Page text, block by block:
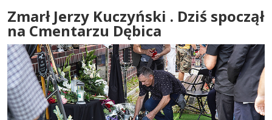
Zmarł Jerzy Kuczyński . Dziś spoczął
na Cmentarzu Dębica